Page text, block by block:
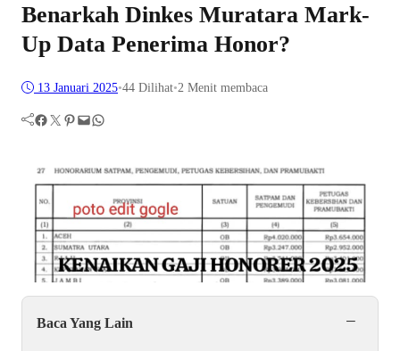
Benarkah Dinkes Muratara Mark-
Up Data Penerima Honor?
13 Januari 2025•44 Dilihat•2 Menit membaca
Facebook Twitter Pinterest Mail WhatsApp
Baca Yang Lain −